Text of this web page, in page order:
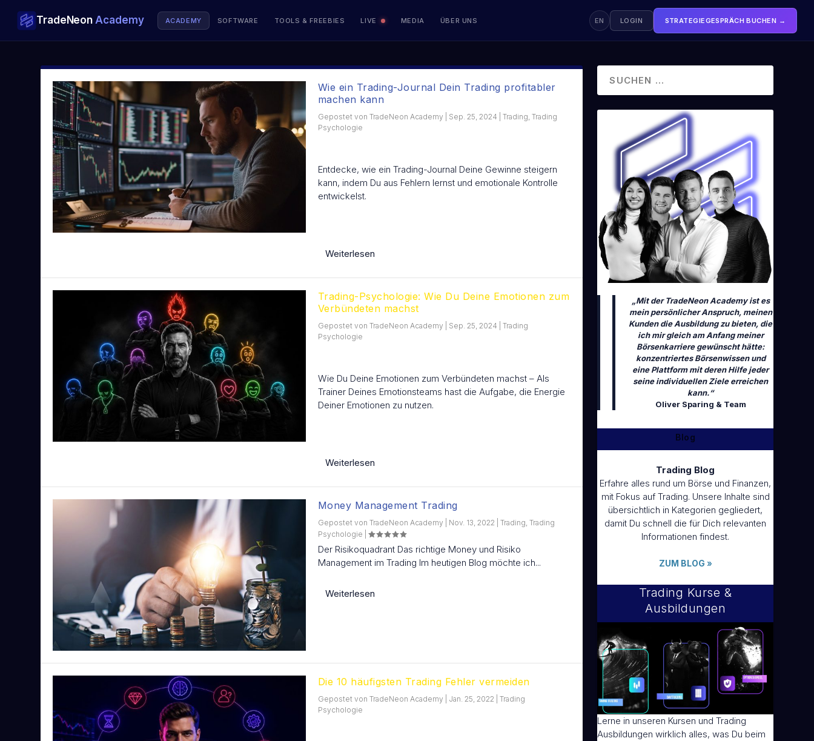
TradeNeonAcademy ACADEMY SOFTWARE TOOLS & FREEBIES LIVE MEDIA ÜBER UNS EN LOGIN STRATEGIEGESPRÄCH BUCHEN →
Swingtrading
Mittelfristiger Handel · 12 Monate
Daytrading
Intraday Handel · 12 Monate
Strategiegespräch buchen →
Dealer Hedging
Auf den Spuren der Market Maker
ETFs & Finanzen
Altersvorsorge sichern
Trading Psychologie
Resilienz Training für Trader
TRANSPARENZ
Börsenhandel lernen
Trading Crashkurs
80 Minuten · Dein kompletter Börseneinstieg
Börsenbuch
Das komplette Börsengrundwissen
Wie ein Trading-Journal Dein Trading profitabler
machen kann
Gepostet von TradeNeon Academy Sep. 25, 2024 Trading, Trading
Psychologie
Entdecke, wie ein Trading-Journal Deine Gewinne steigern
kann, indem Du aus Fehlern lernst und emotionale Kontrolle
entwickelst.
Weiterlesen
Trading-Psychologie: Wie Du Deine Emotionen zum
Verbündeten machst
Gepostet von TradeNeon Academy Sep. 25, 2024
Trading
Psychologie
Wie Du Deine Emotionen zum Verbündeten machst – Als
Trainer Deines Emotionsteams hast die Aufgabe, die Energie
Deiner Emotionen zu nutzen.
Weiterlesen
Money Management Trading
Gepostet von TradeNeon Academy Nov. 13, 2022 Trading, Trading
Psychologie
Der Risikoquadrant Das richtige Money und Risiko
Management im Trading Im heutigen Blog möchte ich...
Weiterlesen
Die 10 häufigsten Trading Fehler vermeiden
Gepostet von TradeNeon Academy Jan. 25, 2022
Trading
Psychologie
„Mit der TradeNeon Academy ist es
mein persönlicher Anspruch, meinen
Kunden die Ausbildung zu bieten, die
ich mir gleich am Anfang meiner
Börsenkarriere gewünscht hätte:
konzentriertes Börsenwissen und
eine Plattform mit deren Hilfe jeder
seine individuellen Ziele erreichen
kann.“
Oliver Sparing & Team
Blog
Trading Blog
Erfahre alles rund um Börse und Finanzen,
mit Fokus auf Trading. Unsere Inhalte sind
übersichtlich in Kategorien gegliedert,
damit Du schnell die für Dich relevanten
Informationen findest.
ZUM BLOG »
Trading Kurse &
Ausbildungen
Lerne in unseren Kursen und Trading
Ausbildungen wirklich alles, was Du beim